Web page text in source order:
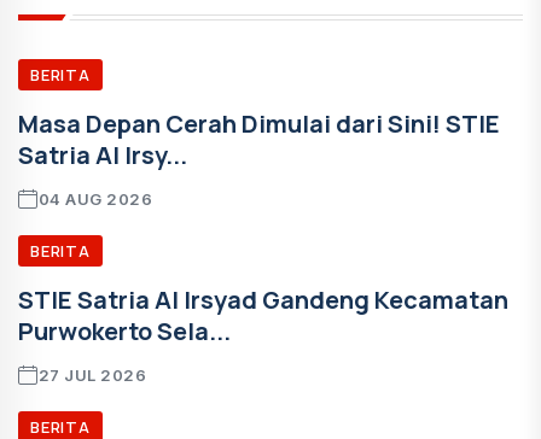
BERITA
Masa Depan Cerah Dimulai dari Sini! STIE
Satria Al Irsy...
04 AUG 2026
BERITA
STIE Satria Al Irsyad Gandeng Kecamatan
Purwokerto Sela...
27 JUL 2026
BERITA